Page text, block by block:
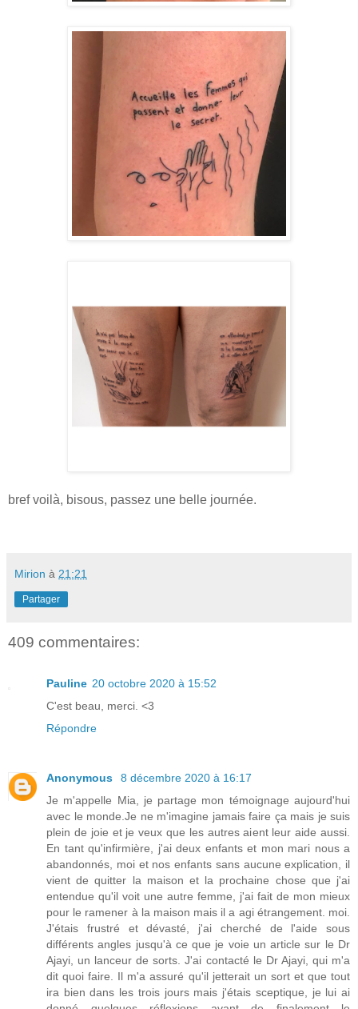
bref voilà, bisous, passez une belle journée.
Mirion à 21:21
Partager
409 commentaires:
Pauline 20 octobre 2020 à 15:52
C'est beau, merci. <3
Répondre
Anonymous
8 décembre 2020 à 16:17
Je m'appelle Mia, je partage mon témoignage aujourd'hui
avec le monde.Je ne m'imagine jamais faire ça mais je suis
plein de joie et je veux que les autres aient leur aide aussi.
En tant qu'infirmière, j'ai deux enfants et mon mari nous a
abandonnés, moi et nos enfants sans aucune explication, il
vient de quitter la maison et la prochaine chose que j'ai
entendue qu'il voit une autre femme, j'ai fait de mon mieux
pour le ramener à la maison mais il a agi étrangement. moi.
J'étais frustré et dévasté, j'ai cherché de l'aide sous
différents angles jusqu'à ce que je voie un article sur le Dr
Ajayi, un lanceur de sorts. J'ai contacté le Dr Ajayi, qui m'a
dit quoi faire. Il m'a assuré qu'il jetterait un sort et que tout
ira bien dans les trois jours mais j'étais sceptique, je lui ai